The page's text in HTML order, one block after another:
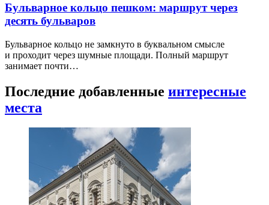
Бульварное кольцо пешком: маршрут через
десять бульваров
Бульварное кольцо не замкнуто в буквальном смысле
и проходит через шумные площади. Полный маршрут
занимает почти…
Последние добавленные интересные
места